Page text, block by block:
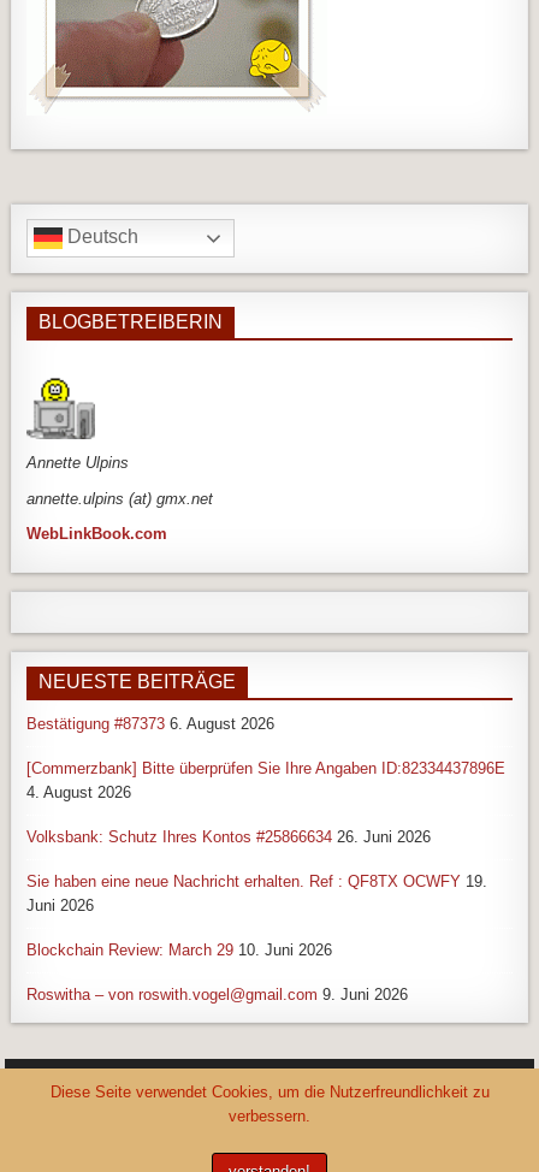
Deutsch
BLOGBETREIBERIN
Annette Ulpins
annette.ulpins (at) gmx.net
WebLinkBook.com
NEUESTE BEITRÄGE
Bestätigung #87373 6. August 2026
[Commerzbank] Bitte überprüfen Sie Ihre Angaben ID:82334437896E
4. August 2026
Volksbank: Schutz Ihres Kontos #25866634 26. Juni 2026
Sie haben eine neue Nachricht erhalten. Ref : QF8TX OCWFY 19.
Juni 2026
Blockchain Review: March 29 10. Juni 2026
Roswitha – von roswith.vogel@gmail.com 9. Juni 2026
SUCHE HIER IM BLOG
Diese Seite verwendet Cookies, um die Nutzerfreundlichkeit zu
verbessern.